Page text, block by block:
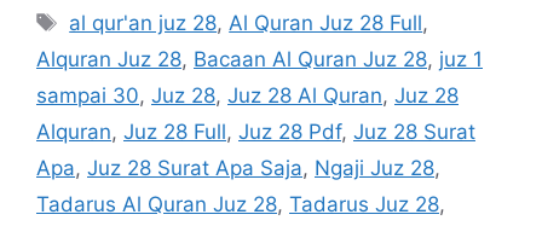
Tag
al qur'an juz 28, Al Quran Juz 28 Full,
Alquran Juz 28, Bacaan Al Quran Juz 28, juz 1
sampai 30, Juz 28, Juz 28 Al Quran, Juz 28
Alquran, Juz 28 Full, Juz 28 Pdf, Juz 28 Surat
Apa, Juz 28 Surat Apa Saja, Ngaji Juz 28,
Tadarus Al Quran Juz 28, Tadarus Juz 28,